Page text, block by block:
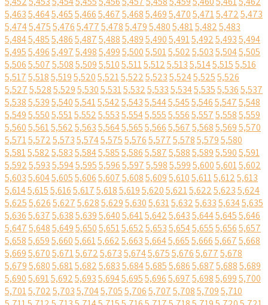
5,4635,4645,4655,4665,4675,4685,4695,4705,4715,4725,473
5,4745,4755,4765,4775,4785,4795,4805,4815,4825,483
5,4845,4855,4865,4875,4885,4895,4905,4915,4925,4935,494
5,4955,4965,4975,4985,4995,5005,5015,5025,5035,5045,505
5,5065,5075,5085,5095,5105,5115,5125,5135,5145,5155,516
5,5175,5185,5195,5205,5215,5225,5235,5245,5255,526
5,5275,5285,5295,5305,5315,5325,5335,5345,5355,5365,537
5,5385,5395,5405,5415,5425,5435,5445,5455,5465,5475,548
5,5495,5505,5515,5525,5535,5545,5555,5565,5575,5585,559
5,5605,5615,5625,5635,5645,5655,5665,5675,5685,5695,570
5,5715,5725,5735,5745,5755,5765,5775,5785,5795,580
5,5815,5825,5835,5845,5855,5865,5875,5885,5895,5905,591
5,5925,5935,5945,5955,5965,5975,5985,5995,6005,6015,602
5,6035,6045,6055,6065,6075,6085,6095,6105,6115,6125,613
5,6145,6155,6165,6175,6185,6195,6205,6215,6225,6235,624
5,6255,6265,6275,6285,6295,6305,6315,6325,6335,6345,635
5,6365,6375,6385,6395,6405,6415,6425,6435,6445,6455,646
5,6475,6485,6495,6505,6515,6525,6535,6545,6555,6565,657
5,6585,6595,6605,6615,6625,6635,6645,6655,6665,6675,668
5,6695,6705,6715,6725,6735,6745,6755,6765,6775,678
5,6795,6805,6815,6825,6835,6845,6855,6865,6875,6885,689
5,6905,6915,6925,6935,6945,6955,6965,6975,6985,6995,700
5,7015,7025,7035,7045,7055,7065,7075,7085,7095,710